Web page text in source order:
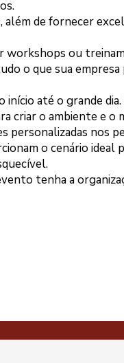
além de fornecer
workshops ou
o que sua empresa
até o grande dia.
criar o ambiente e o
personalizadas nos
o cenário ideal
tenha a